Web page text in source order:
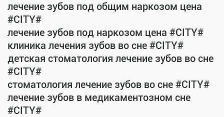
лечение зубов под общим наркозом цена
#CITY#
лечение зубов под наркозом цена #CITY#
клиника лечения зубов во сне #CITY#
детская стоматология лечение зубов во сне
#CITY#
стоматология лечение зубов во сне #CITY#
лечение зубов в медикаментозном сне
#CITY#